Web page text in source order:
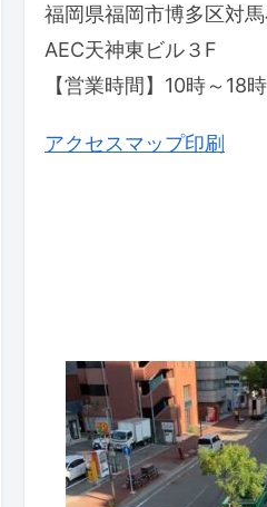
福岡県福岡市博多区対
AEC天神東ビル３F
【営業時間】10時～18
アクセスマップ印刷